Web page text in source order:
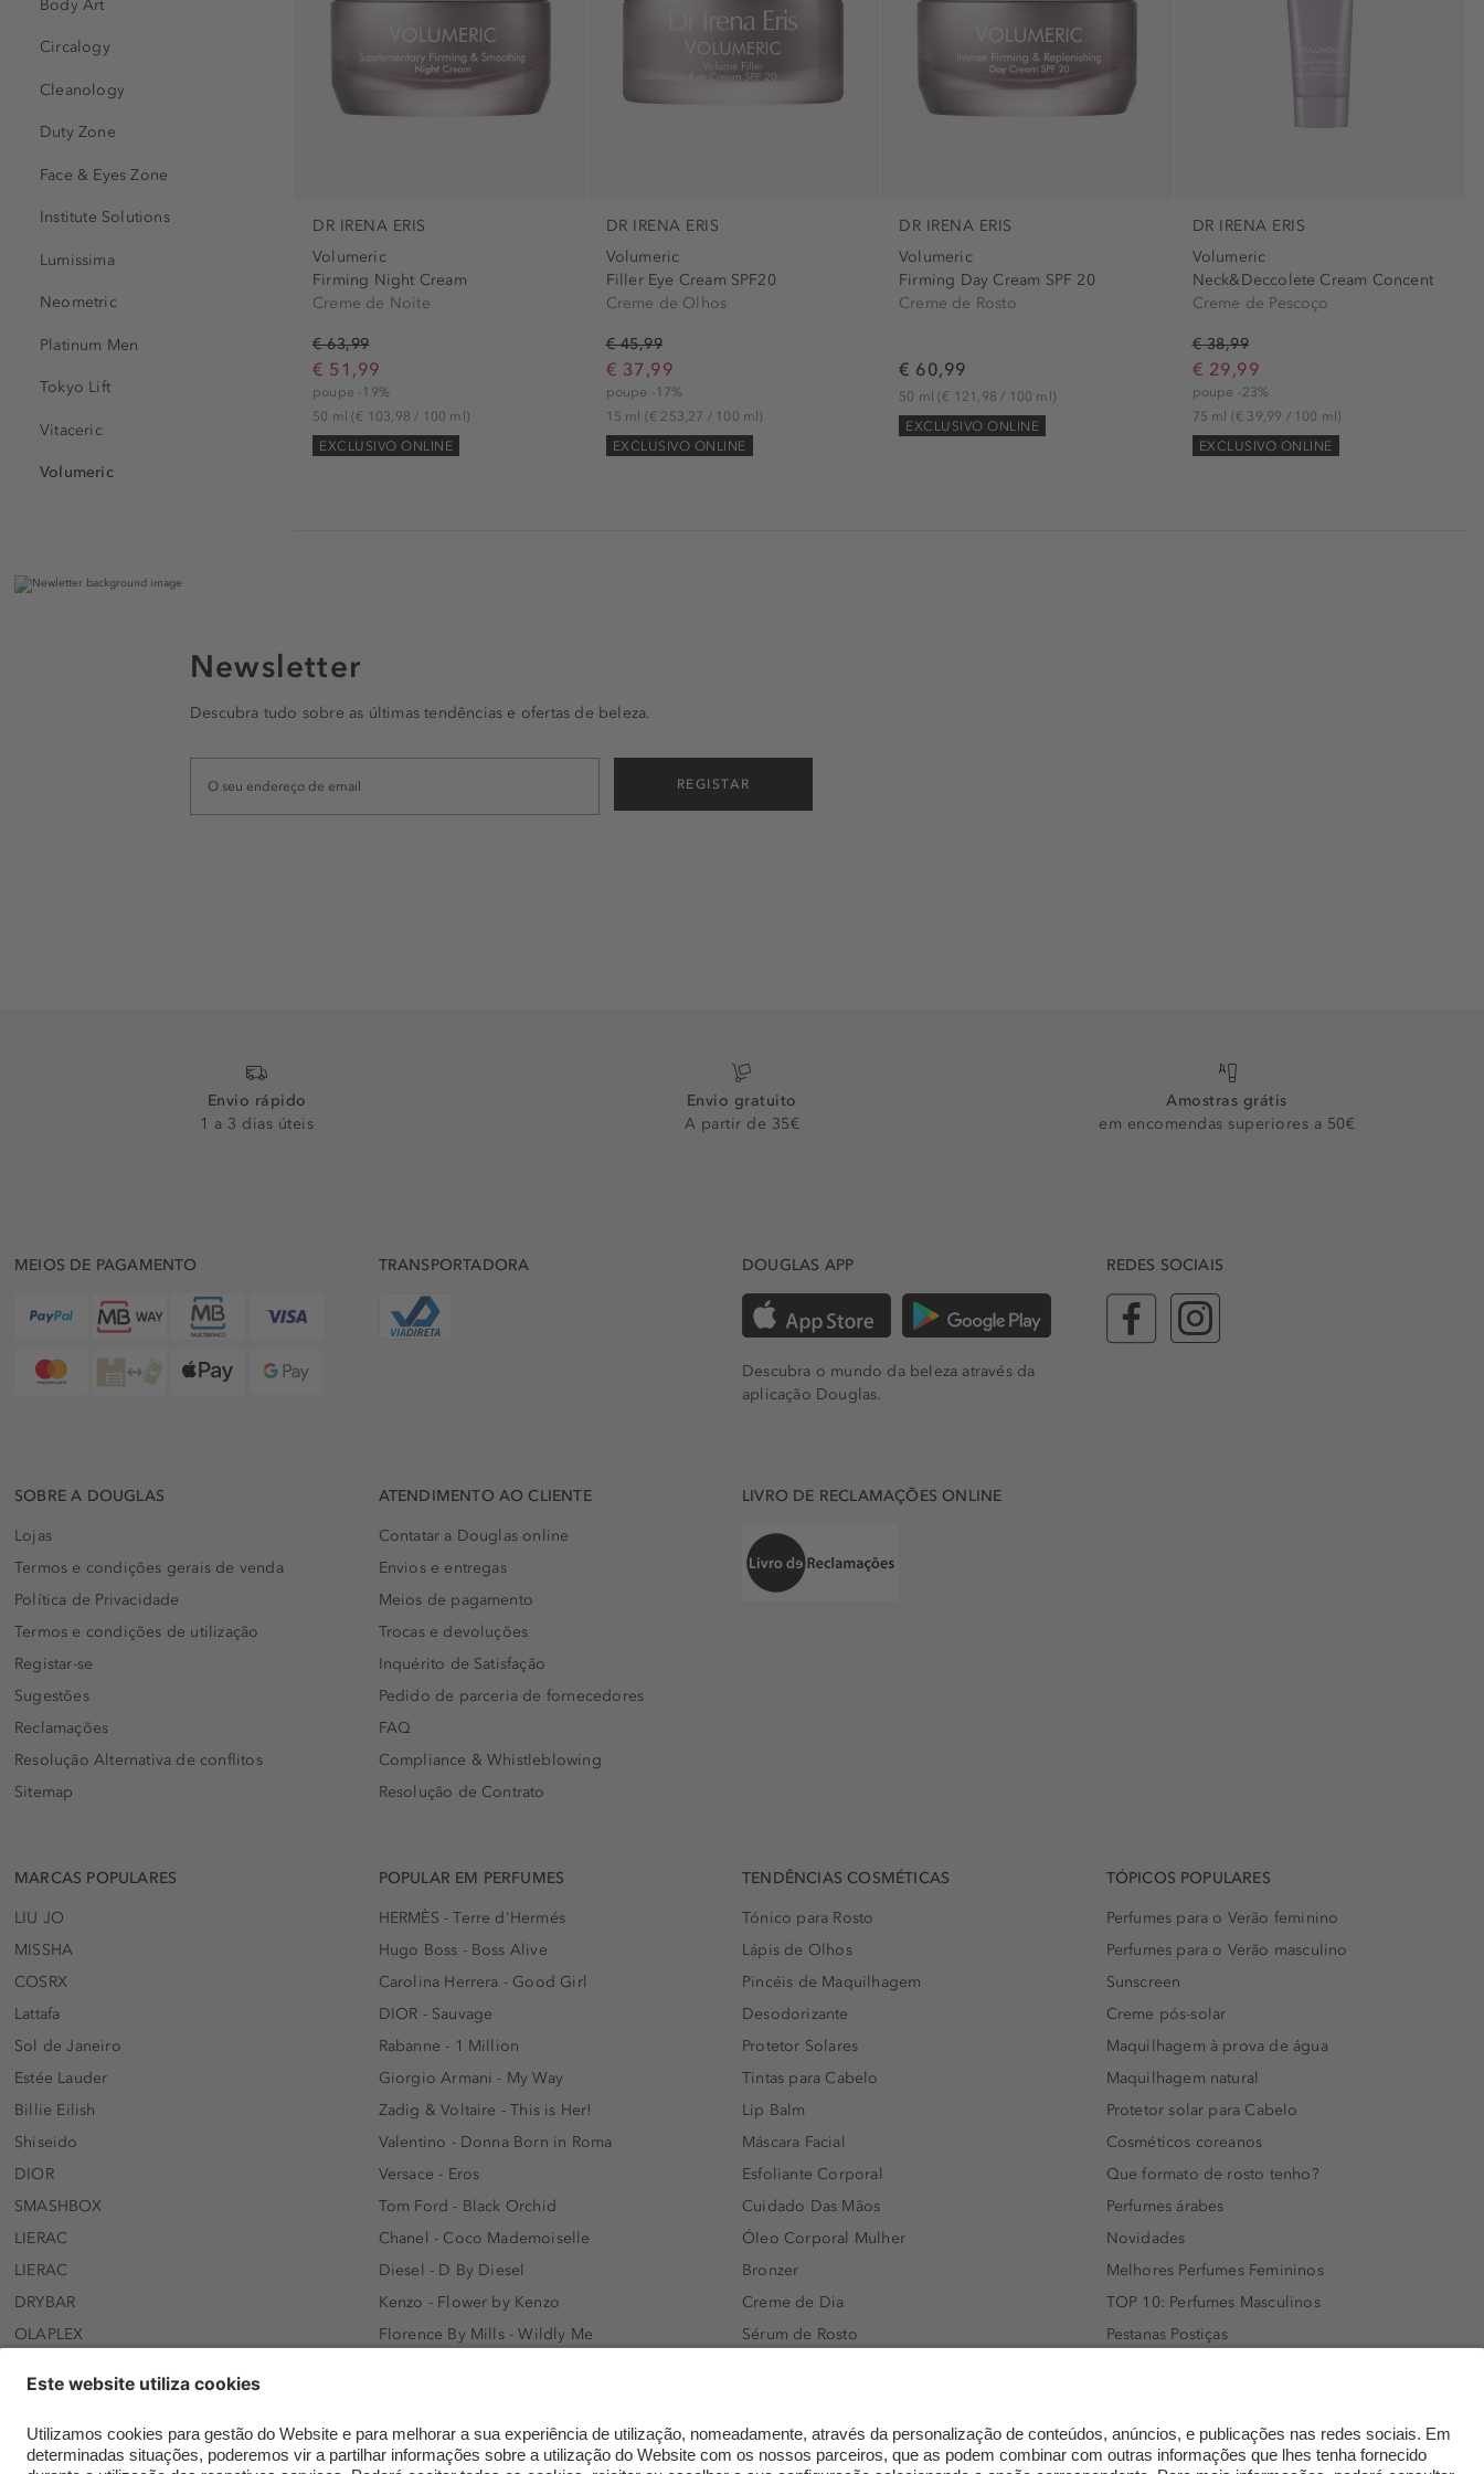
Body Art
Circalogy
Cleanology
Duty Zone
Face & Eyes Zone
Institute Solutions
Lumissima
Neometric
Platinum Men
Tokyo Lift
Vitaceric
Volumeric
DR IRENA ERIS
Volumeric
Firming Night Cream
Creme de Noite
€ 63,99
€ 51,99
poupe -19%
50 ml(€ 103,98 / 100 ml)
EXCLUSIVO ONLINE
DR IRENA ERIS
Volumeric
Filler Eye Cream SPF20
Creme de Olhos
€ 45,99
€ 37,99
poupe -17%
15 ml (€ 253,27 / 100 ml)
EXCLUSIVO ONLINE
DR IRENA ERIS
Volumeric
Firming Day Cream SPF 20
Creme de Rosto
€ 60,99
50 ml(€ 121,98 / 100 ml)
EXCLUSIVO ONLINE
DR IRENA ERIS
Volumeric
Neck&Deccolete Cream Concent
Creme de Pescoço
€ 38,99
€ 29,99
poupe -23%
75 ml (€ 39,99 / 100 ml)
EXCLUSIVO ONLINE
Newsletter
Descubra tudo sobre as últimas tendências e ofertas de beleza.
REGISTAR
Envio rápido
1 a 3 dias úteis
Envio gratuito
A partir de 35€
Amostras grátis
em encomendas superiores a 50€
MEIOS DE PAGAMENTO TRANSPORTADORA DOUGLAS APP
Descubra o mundo da beleza através da
aplicação Douglas.
REDES SOCIAIS
SOBRE A DOUGLAS
Lojas
Termos e condições gerais de venda
Política de Privacidade
Termos e condições de utilização
Registar-se
Sugestões
Reclamações
Resolução Alternativa de conflitos
Sitemap
ATENDIMENTO AO CLIENTE
Contatar a Douglas online
Envios e entregas
Meios de pagamento
Trocas e devoluções
Inquérito de Satisfação
Pedido de parceria de fornecedores
FAQ
Compliance & Whistleblowing
Resolução de Contrato
LIVRO DE RECLAMAÇÕES ONLINE
MARCAS POPULARES
LIU JO
MISSHA
COSRX
Lattafa
Sol de Janeiro
Estée Lauder
Billie Eilish
Shiseido
DIOR
SMASHBOX
LIERAC
LIERAC
DRYBAR
OLAPLEX
ARMAF
Beauty of Joseon
POPULAR EM PERFUMES
HERMÈS - Terre d'Hermés
Hugo Boss - Boss Alive
Carolina Herrera - Good Girl
DIOR - Sauvage
Rabanne - 1 Million
Giorgio Armani - My Way
Zadig & Voltaire - This is Her!
Valentino - Donna Born in Roma
Versace - Eros
Tom Ford - Black Orchid
Chanel - Coco Mademoiselle
Diesel - D By Diesel
Kenzo - Flower by Kenzo
Florence By Mills - Wildly Me
Davidoff - Cool Water Men
KHLOÉ KARDASHIAN - Xo Khloè
TENDÊNCIAS COSMÉTICAS
Tónico para Rosto
Lápis de Olhos
Pincéis de Maquilhagem
Desodorizante
Protetor Solares
Tintas para Cabelo
Lip Balm
Máscara Facial
Esfoliante Corporal
Cuidado Das Mãos
Óleo Corporal Mulher
Bronzer
Creme de Dia
Sérum de Rosto
Espuma de Limpeza Facial
Dermocosmética
TÓPICOS POPULARES
Perfumes para o Verão feminino
Perfumes para o Verão masculino
Sunscreen
Creme pós-solar
Maquilhagem à prova de água
Maquilhagem natural
Protetor solar para Cabelo
Cosméticos coreanos
Que formato de rosto tenho?
Perfumes árabes
Novidades
Melhores Perfumes Femininos
TOP 10: Perfumes Masculinos
Pestanas Postiças
Rímel colorido
Embalagens Sustentáveis